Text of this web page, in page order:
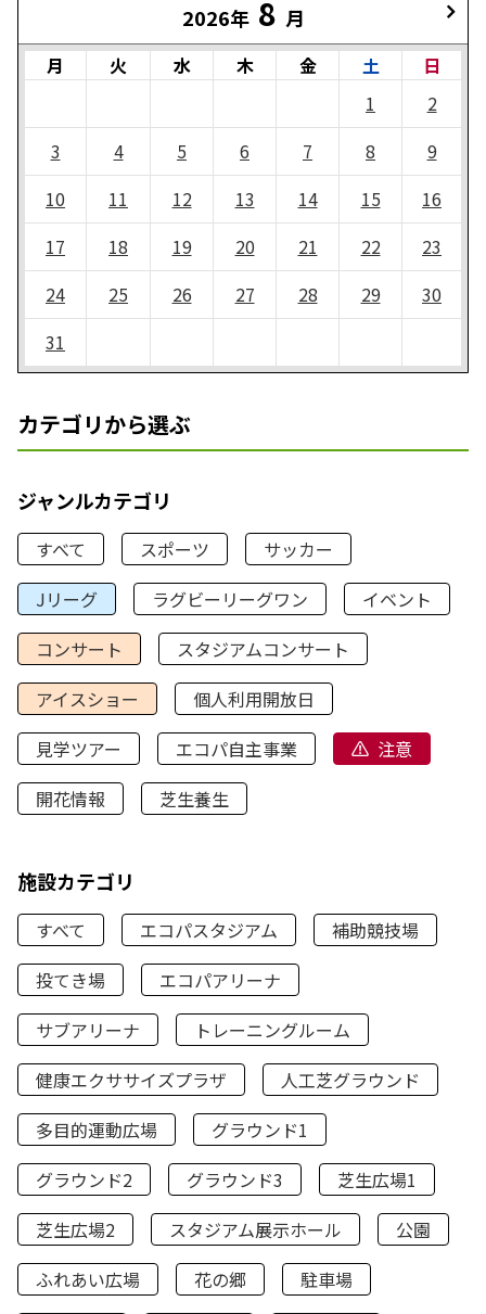
2026年 8 月
月 火 水 木 金 土
日
1
2
3
4 5 6 7 8
9
10
11 12 13 14 15
16
17
18 19 20 21 22
23
24
25 26 27 28 29
30
31
カテゴリから選ぶ
ジャンルカテゴリ
すべて スポーツ
サッカー
Jリーグ
ラグビーリーグワン
イベント
コンサート
スタジアムコンサート
アイスショー
個人利用開放日
見学ツアー
エコパ自主事業
注意
開花情報
芝生養生
施設カテゴリ
すべて エコパスタジアム
補助競技場
投てき場
エコパアリーナ
サブアリーナ
トレーニングルーム
健康エクササイズプラザ
人工芝グラウンド
多目的運動広場
グラウンド1
グラウンド2
グラウンド3
芝生広場1
芝生広場2
スタジアム展示ホール
公園
ふれあい広場
花の郷
駐車場